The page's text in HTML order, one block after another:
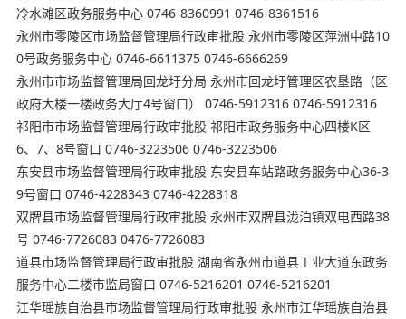
冷水滩区政务服务中心 0746-8360991 0746-8361516
永州市零陵区市场监督管理局行政审批股 永州市零陵区萍洲中路10
0号政务服务中心 0746-6611375 0746-6666269
永州市市场监督管理局回龙圩分局 永州市回龙圩管理区农垦路（区
政府大楼一楼政务大厅4号窗口） 0746-5912316 0746-5912316
祁阳市市场监督管理局行政审批股 祁阳市政务服务中心四楼K区
6、7、8号窗口 0746-3223506 0746-3223506
东安县市场监督管理局行政审批股 东安县车站路政务服务中心36-3
9号窗口 0746-4228343 0746-4228318
双牌县市场监督管理局行政审批股 永州市双牌县泷泊镇双电西路38
号 0746-7726083 0476-7726083
道县市场监督管理局行政审批股 湖南省永州市道县工业大道东政务
服务中心二楼市监局窗口 0746-5216201 0746-5216201
江华瑶族自治县市场监督管理局行政审批股 永州市江华瑶族自治县